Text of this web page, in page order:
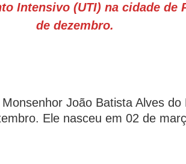
Intensivo (UTI) na cidade de
de dezembro.
João Batista Alves
Ele nasceu em 02 de